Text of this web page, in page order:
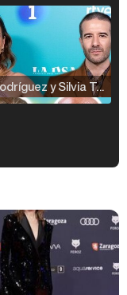
Raúl Rodríguez y Silvia Taulés nos cuentan su papel en 'La familia de la tele'
Carlota Corredera y Javier de Hoyos: "La tele tiene que representar al público también y aquí están todos los perfiles posibles&quo;